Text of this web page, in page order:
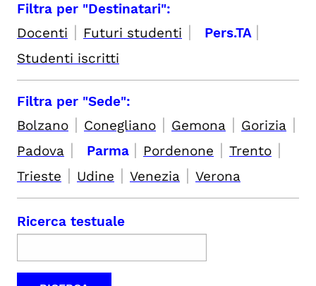
Filtra per "Destinatari":
Docenti | Futuri studenti | Pers.TA |
Studenti iscritti
Filtra per "Sede":
Bolzano | Conegliano | Gemona | Gorizia |
Padova | Parma | Pordenone | Trento |
Trieste | Udine | Venezia | Verona
Ricerca testuale